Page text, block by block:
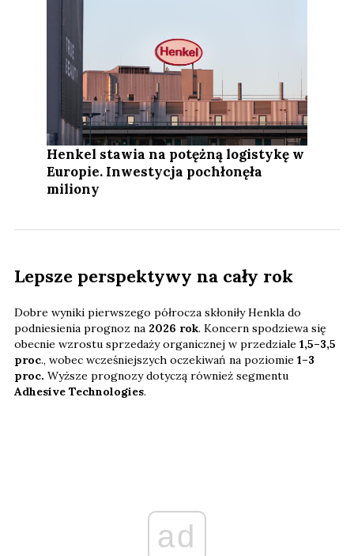
Henkel stawia na potężną logistykę w
Europie. Inwestycja pochłonęła
miliony
Lepsze perspektywy na cały rok
Dobre wyniki pierwszego półrocza skłoniły Henkla do
podniesienia prognoz na 2026 rok. Koncern spodziewa się
obecnie wzrostu sprzedaży organicznej w przedziale 1,5–3,5
proc., wobec wcześniejszych oczekiwań na poziomie 1–3
proc. Wyższe prognozy dotyczą również segmentu
Adhesive Technologies.
ad